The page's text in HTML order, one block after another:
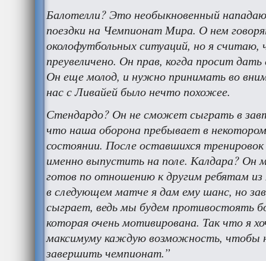
Балотелли? Это необыкновенный
поездки на Чемпионат Мира. О нем
околофутбольных ситуаций, но я считаю,
преувеличено. Он прав, когда просит
Он еще молод, и нужно принимать во
нас с Ливайей было нечто похожее.
Стендардо? Он не сможет сыграть в
что наша оборона пребывает в
состоянии. После оставшихся
именно выпустить на поле. Калдара? Он
готов по отношению к другим ребятам
в следующем матче я дам ему шанс, но
сыграет, ведь мы будем противостоять
которая очень мотивирована. Так что я
максимуму каждую возможность, чтобы
завершить чемпионат.”